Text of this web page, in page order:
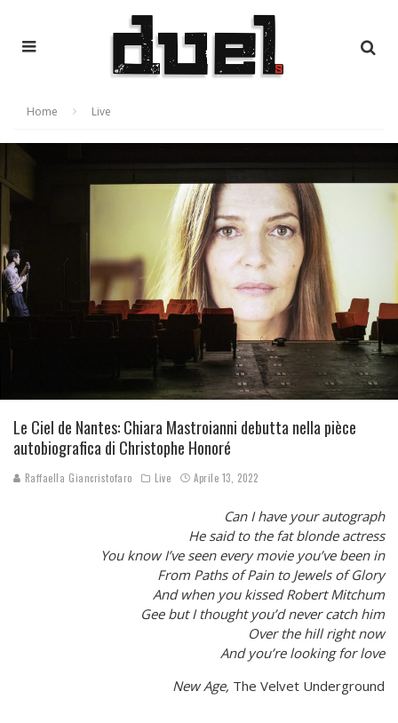
Home Live
Le Ciel de Nantes: Chiara Mastroianni debutta nella pièce
autobiografica di Christophe Honoré
Raffaella Giancristofaro Live Aprile 13, 2022
Can I have your autograph
He said to the fat blonde actress
You know I’ve seen every movie you’ve been in
From Paths of Pain to Jewels of Glory
And when you kissed Robert Mitchum
Gee but I thought you’d never catch him
Over the hill right now
And you’re looking for love
New Age, The Velvet Underground